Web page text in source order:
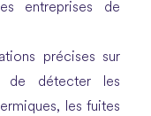
entreprises de
précises sur
de détecter les
les fuites